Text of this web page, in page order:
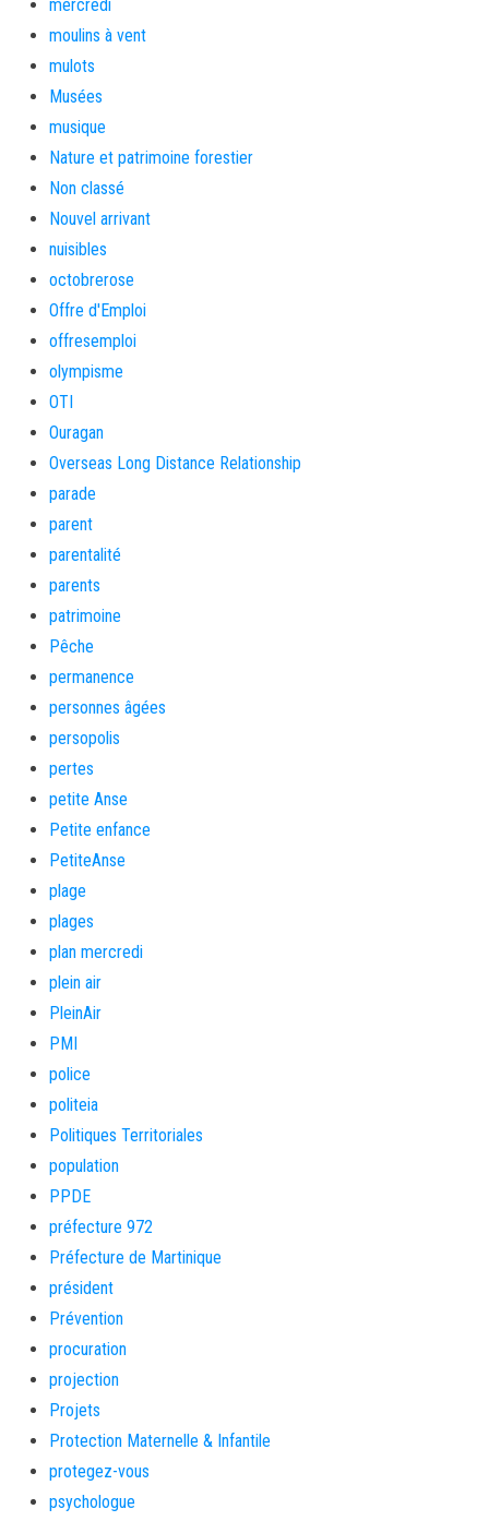
mercredi
moulins à vent
mulots
Musées
musique
Nature et patrimoine forestier
Non classé
Nouvel arrivant
nuisibles
octobrerose
Offre d'Emploi
offresemploi
olympisme
OTI
Ouragan
Overseas Long Distance Relationship
parade
parent
parentalité
parents
patrimoine
Pêche
permanence
personnes âgées
persopolis
pertes
petite Anse
Petite enfance
PetiteAnse
plage
plages
plan mercredi
plein air
PleinAir
PMI
police
politeia
Politiques Territoriales
population
PPDE
préfecture 972
Préfecture de Martinique
président
Prévention
procuration
projection
Projets
Protection Maternelle & Infantile
protegez-vous
psychologue